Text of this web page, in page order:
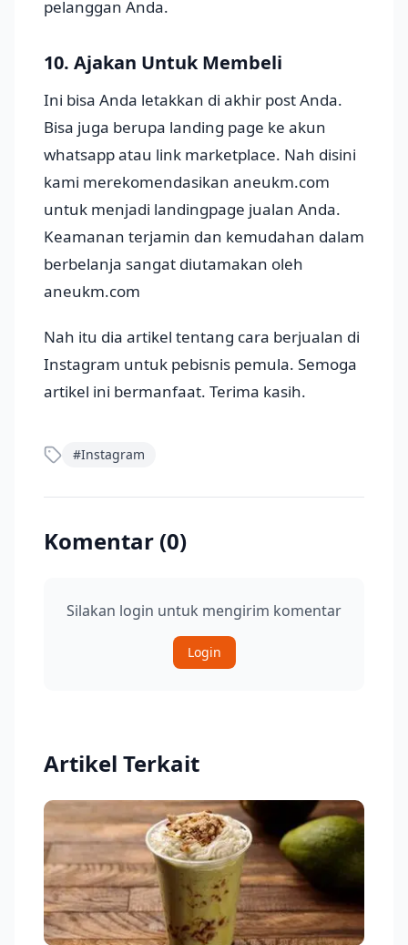
pelanggan Anda.
10. Ajakan Untuk Membeli
Ini bisa Anda letakkan di akhir post Anda.
Bisa juga berupa landing page ke akun
whatsapp atau link marketplace. Nah disini
kami merekomendasikan aneukm.com
untuk menjadi landingpage jualan Anda.
Keamanan terjamin dan kemudahan dalam
berbelanja sangat diutamakan oleh
aneukm.com
Nah itu dia artikel tentang cara berjualan di
Instagram untuk pebisnis pemula. Semoga
artikel ini bermanfaat. Terima kasih.
#Instagram
Komentar (0)
Silakan login untuk mengirim komentar
Login
Artikel Terkait